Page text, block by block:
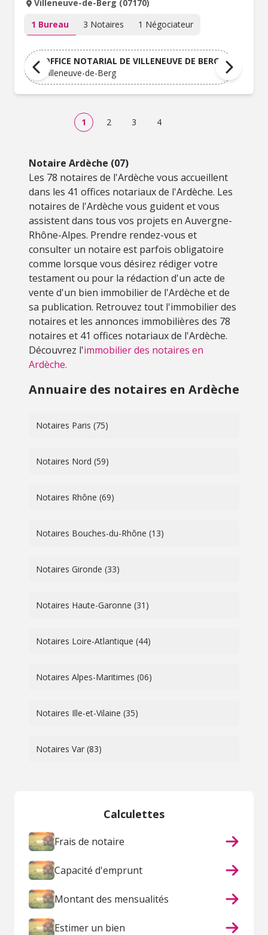
Villeneuve-de-Berg (07170)
1 Bureau
3 Notaires 1 Négociateur
OFFICE NOTARIAL DE VILLENEUVE DE BERG
Villeneuve-de-Berg
1 2 3 4
Notaire Ardèche (07)
Les 78 notaires de l'Ardèche vous accueillent
dans les 41 offices notariaux de l'Ardèche. Les
notaires de l'Ardèche vous guident et vous
assistent dans tous vos projets en Auvergne-
Rhône-Alpes. Prendre rendez-vous et
consulter un notaire est parfois obligatoire
comme lorsque vous désirez rédiger votre
testament ou pour la rédaction d'un acte de
vente d'un bien immobilier de l'Ardèche et de
sa publication. Retrouvez tout l'immobilier des
notaires et les annonces immobilières des 78
notaires et 41 offices notariaux de l'Ardèche.
Découvrez l'immobilier des notaires en
Ardèche.
Annuaire des notaires en Ardèche
Notaires Paris (75)
Notaires Nord (59)
Notaires Rhône (69)
Notaires Bouches-du-Rhône (13)
Notaires Gironde (33)
Notaires Haute-Garonne (31)
Notaires Loire-Atlantique (44)
Notaires Alpes-Maritimes (06)
Notaires Ille-et-Vilaine (35)
Notaires Var (83)
Calculettes
Frais de notaire
Capacité d'emprunt
Montant des mensualités
Estimer un bien